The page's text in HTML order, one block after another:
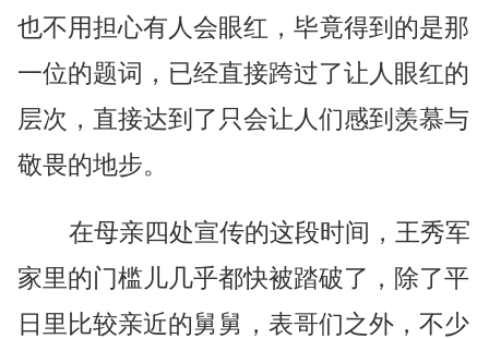
也不用担心有人会眼红，毕竟得到的是那
一位的题词，已经直接跨过了让人眼红的
层次，直接达到了只会让人们感到羡慕与
敬畏的地步。
在母亲四处宣传的这段时间，王秀军
家里的门槛儿几乎都快被踏破了，除了平
日里比较亲近的舅舅，表哥们之外，不少